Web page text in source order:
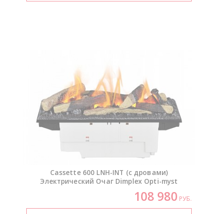
Cassette 600 LNH-INT (с дровами)
Электрический Очаг Dimplex Opti-myst
108 980 РУБ.